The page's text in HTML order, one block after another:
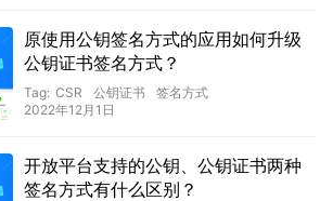
原使用公钥签名方式的应用如何升级
公钥证书签名方式？
Tag: CSR 公钥证书
签名方式
2022年12月1日
开放平台支持的公钥、公钥证书两种
签名方式有什么区别？